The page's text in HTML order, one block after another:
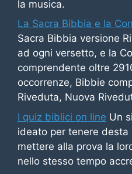
la musica.
La Sacra Bibbia e la
Sacra Bibbia versione
ad ogni versetto, e la
comprendente oltre
occorrenze, Bibbie
Riveduta, Nuova
I quiz biblici on line Un
ideato per tenere
mettere alla prova la
nello stesso tempo